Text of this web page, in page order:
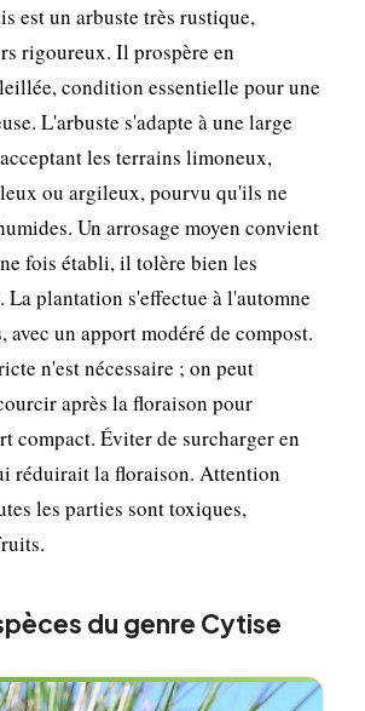
est un arbuste très rustique,
rigoureux. Il prospère en
condition essentielle pour une
L'arbuste s'adapte à une large
les terrains limoneux,
ou argileux, pourvu qu'ils ne
Un arrosage moyen convient
fois établi, il tolère bien les
La plantation s'effectue à l'automne
avec un apport modéré de compost.
n'est nécessaire ; on peut
après la floraison pour
compact. Éviter de surcharger en
réduirait la floraison. Attention
les parties sont toxiques,
du genre Cytise